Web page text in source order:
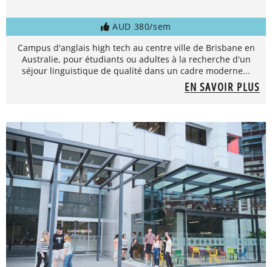
AUD 380/sem
Campus d'anglais high tech au centre ville de Brisbane en
Australie, pour étudiants ou adultes à la recherche d'un
séjour linguistique de qualité dans un cadre moderne...
EN SAVOIR PLUS